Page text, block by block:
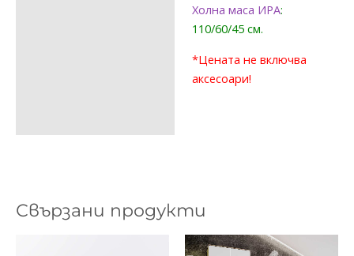
Холна маса ИРА:
110/60/45 см.
*Цената не включва
аксесоари!
Свързани продукти